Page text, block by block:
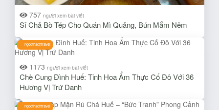
757 người xem bài viết
Sỉ Chả Bò Tép Cho Quán Mì Quảng, Bún Mắm Nêm
ngocthachtravel
1173 người xem bài viết
Chè Cung Đình Huế: Tinh Hoa Ẩm Thực Cố Đô Với 36
Hương Vị Trứ Danh
ngocthachtravel